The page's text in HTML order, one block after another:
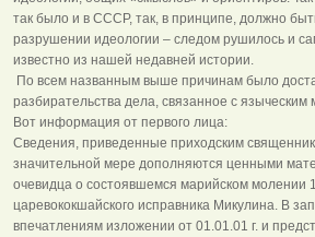
так было и в СССР, так, в принципе, должно
разрушении идеологии – следом рушилось и
известно из нашей недавней истории.
По всем названным выше причинам было
разбирательства дела, связанное с
Вот информация от первого лица:
Сведения, приведенные приходским
значительной мере дополняются ценными
очевидца о состоявшемся марийском молении
царевококшайского исправника Микулина. В
впечатлениям изложении от 01.01.01 г. и